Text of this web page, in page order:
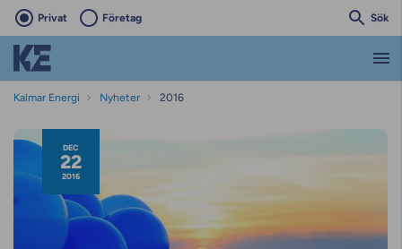
Privat Företag Sök
Kalmar Energi Nyheter 2016
Nyhetsarkiv
DEC
22
2016